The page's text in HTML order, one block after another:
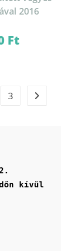
2016
Ft32.000 Ft
3
kívül